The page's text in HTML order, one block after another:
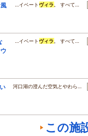
…イベート ヴィラ 。 すべて…
…イベート ヴィラ 。 すべて…
河口湖の澄んだ空気とやわら…
この施